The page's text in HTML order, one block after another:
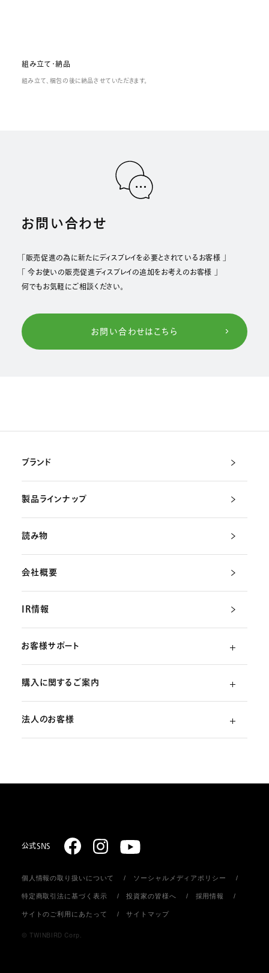
組み立て・納品
組み立て、梱包の後に納品させていただきます。
お問い合わせ
「販売促進の為に新たにディスプレイを必要とされているお客様 」
「 今お使いの販売促進ディスプレイの追加をお考えのお客様 」
何でもお気軽にご相談ください。
お問い合わせはこちら
ブランド
製品ラインナップ
読み物
会社概要
IR情報
お客様サポート
よくあるご質問
部品・消耗品のご注文
購入に関するご案内
ご利用ガイド（初めての方）
お届けについて
返品・キャンセル
法人のお客様
公式SNS
個人情報の取り扱いについて ソーシャルメディアポリシー
特定商取引法に基づく表示 投資家の皆様へ 採用情報
サイトのご利用にあたって サイトマップ
© TWINBIRD Corp.